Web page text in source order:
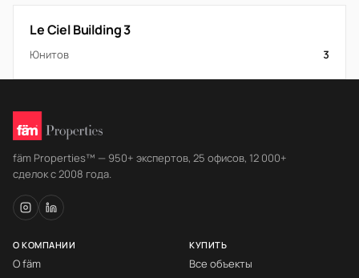
Le Ciel Building 3
Юнитов 3
fäm Properties™ — 950+ экспертов, 25 офисов, 12 000+
сделок с 2008 года.
О КОМПАНИИ
О fäm
КУПИТЬ
Все объекты